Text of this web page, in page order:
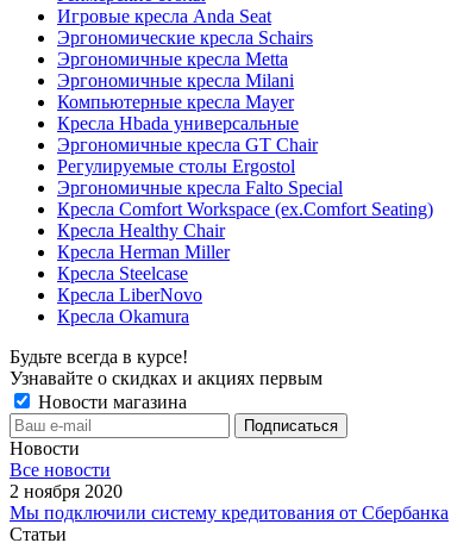
Игровые кресла Anda Seat
Эргономические кресла Schairs
Эргономичные кресла Metta
Эргономичные кресла Milani
Компьютерные кресла Mayer
Кресла Hbada универсальные
Эргономичные кресла GT Chair
Регулируемые столы Ergostol
Эргономичные кресла Falto Special
Кресла Comfort Workspace (ex.Comfort Seating)
Кресла Healthy Chair
Кресла Herman Miller
Кресла Steelcase
Кресла LiberNovo
Кресла Okamura
Будьте всегда в курсе!
Узнавайте о скидках и акциях первым
Новости магазина
Новости
Все новости
2 ноября 2020
Мы подключили систему кредитования от Сбербанка
Статьи